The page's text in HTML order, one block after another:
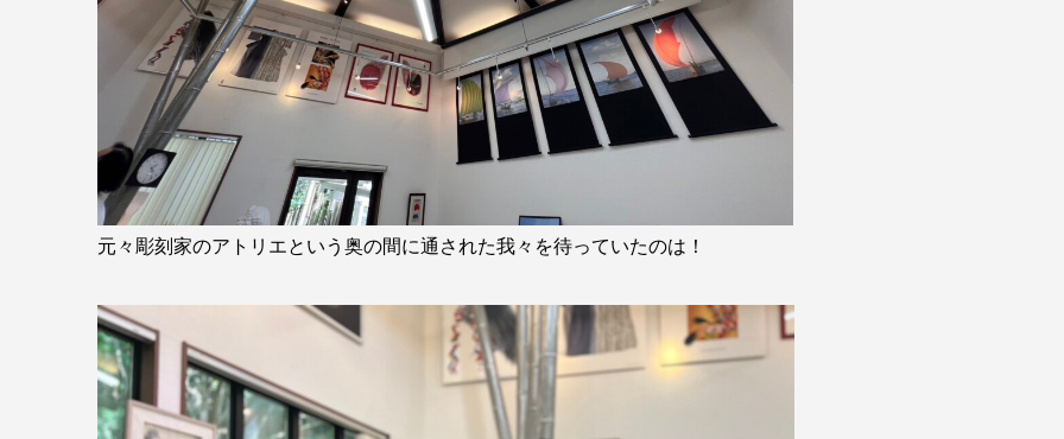
元々彫刻家のアトリエという奥の間に通された我々を待っていたのは！